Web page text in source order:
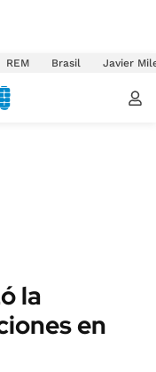
REM Brasil Javier
la
en